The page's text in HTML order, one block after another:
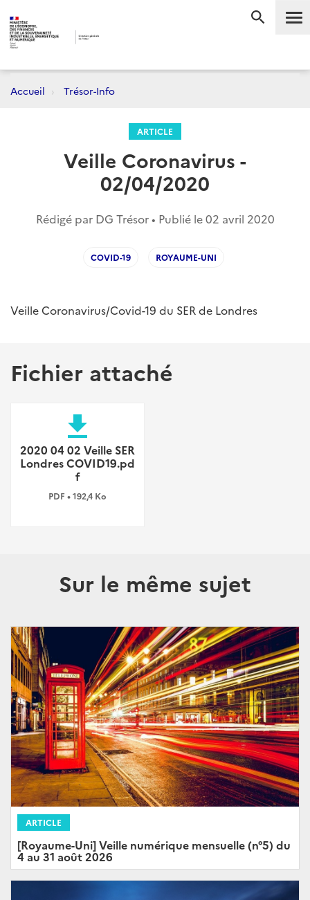
Accueil Trésor-Info
ARTICLE
Veille Coronavirus -
02/04/2020
Rédigé par DG Trésor • Publié le02 avril 2020
COVID-19 ROYAUME-UNI
Veille Coronavirus/Covid-19 du SER de Londres
Fichier attaché
file_download
2020 04 02 Veille SER
Londres COVID19.pd
f
PDF • 192,4 Ko
Sur le même sujet
ARTICLE
[Royaume-Uni] Veille numérique mensuelle (n°5) du
4 au 31 août 2026